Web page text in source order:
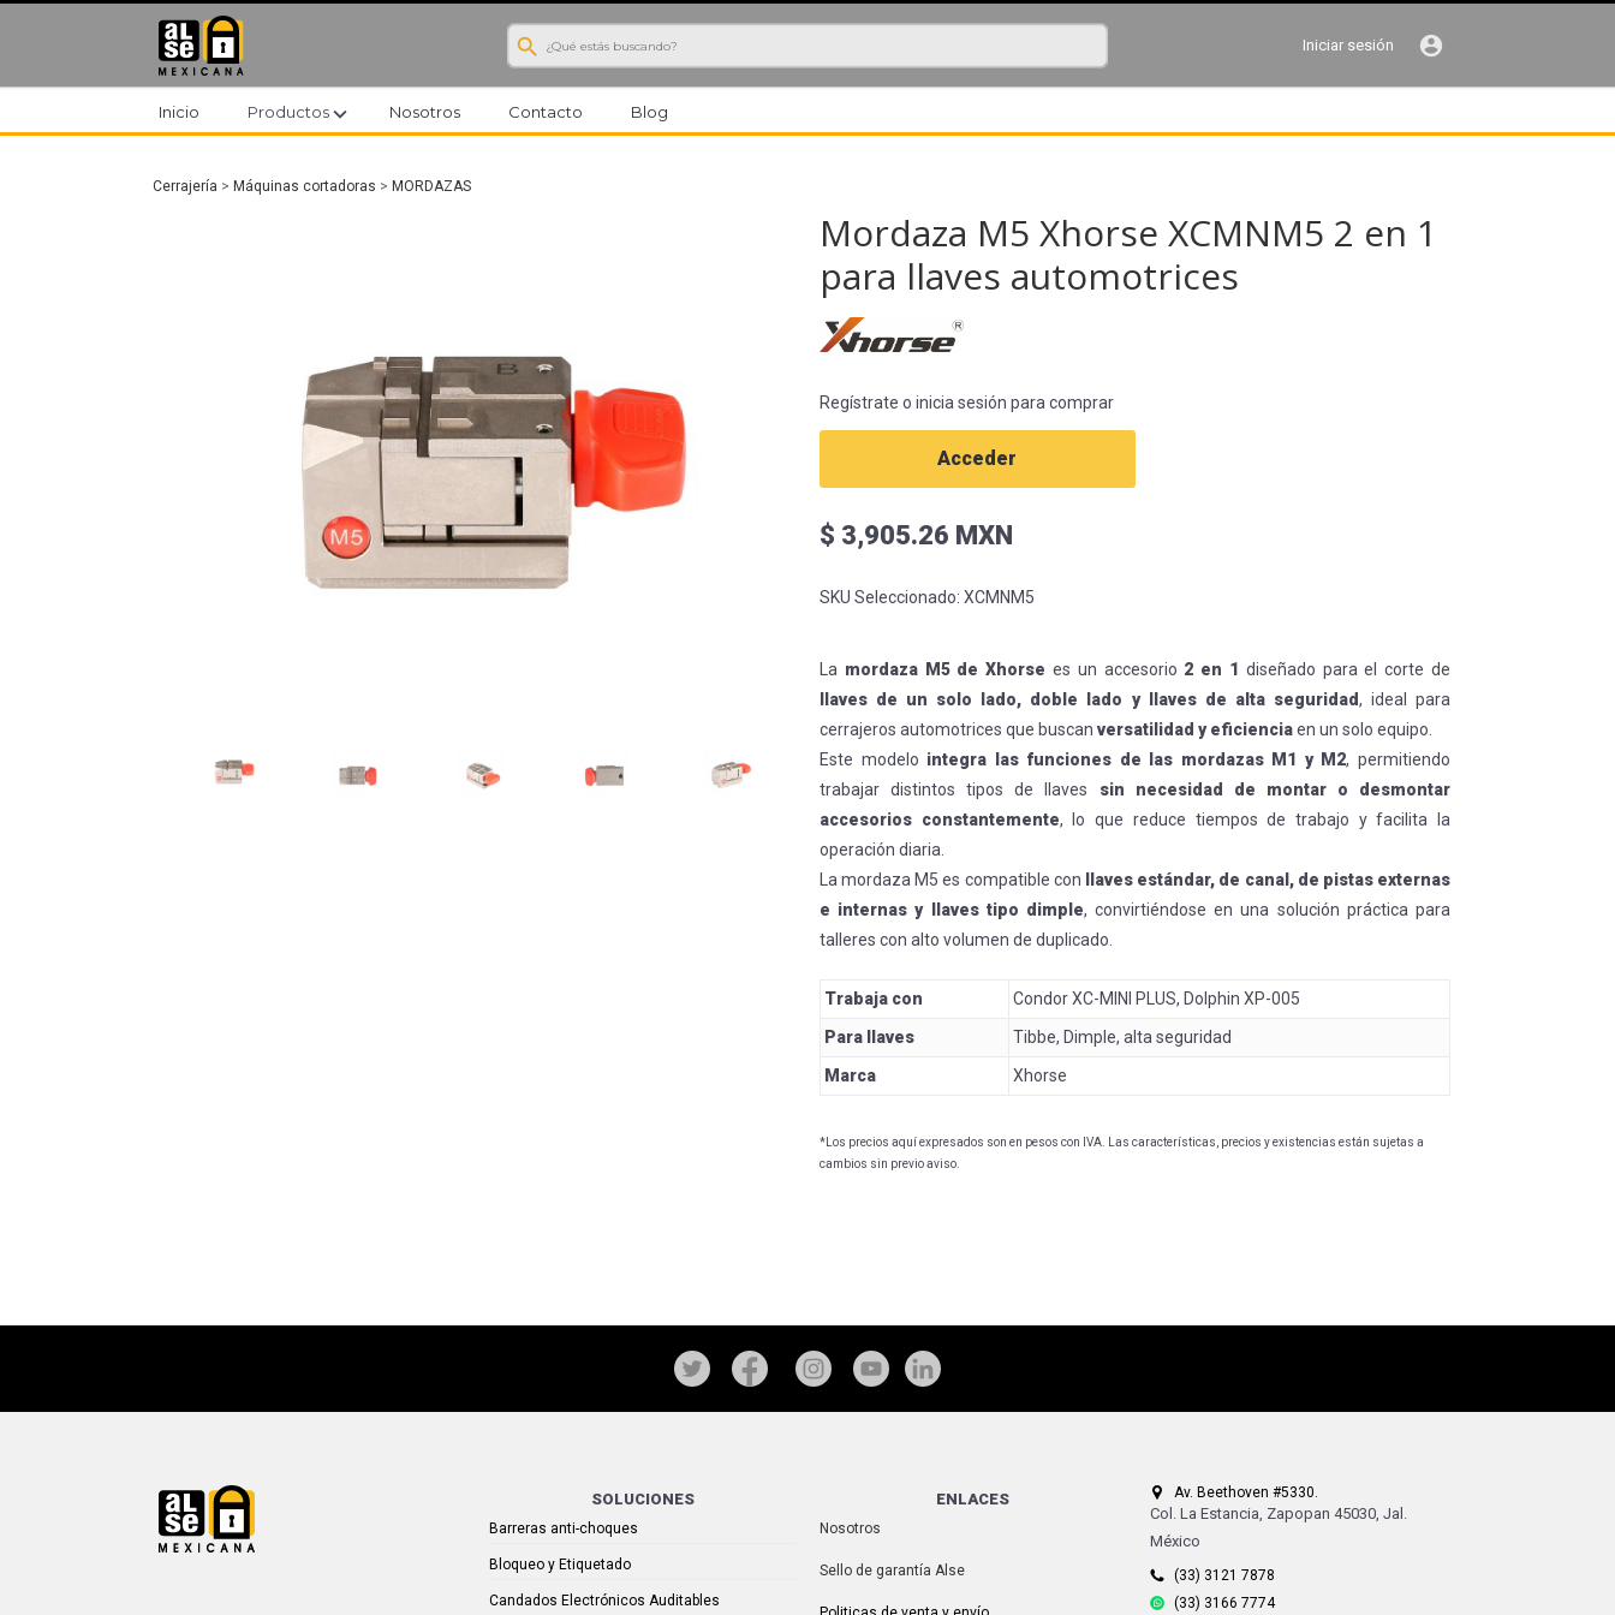
search Iniciar sesión account_circle
Inicio Productosexpand_more Nosotros Contacto Blog
Cerrajería > Máquinas cortadoras > MORDAZAS
Mordaza M5 Xhorse XCMNM5 2 en 1
para llaves automotrices
Regístrate o inicia sesión para comprar
Acceder
$ 3,905.26 MXN
SKU Seleccionado: XCMNM5
La mordaza M5 de Xhorse es un accesorio 2 en 1 diseñado para el corte de
llaves de un solo lado, doble lado y llaves de alta seguridad, ideal para
cerrajeros automotrices que buscan versatilidad y eficienciaen un solo equipo.
Este modelo integra las funciones de las mordazas M1 y M2, permitiendo
trabajar distintos tipos de llaves sin necesidad de montar o desmontar
accesorios constantemente, lo que reduce tiempos de trabajo y facilita la
operación diaria.
La mordaza M5 es compatible con
llaves estándar, de canal, de pistas externas
e internas y llaves tipo dimple, convirtiéndose en una solución práctica para
talleres con alto volumen de duplicado.
Trabaja con
Condor XC-MINI PLUS, Dolphin XP-005
Para llaves
Tibbe, Dimple, alta seguridad
Marca
Xhorse
*Los precios aquí expresados son en pesos con IVA. Las características, precios y existencias están sujetas a
cambios sin previo aviso.
SOLUCIONES
Barreras anti-choques
Bloqueo y Etiquetado
Candados Electrónicos Auditables
ENLACES
Nosotros
Sello de garantía Alse
Av. Beethoven #5330.
Col. La Estancia, Zapopan 45030, Jal.
México
(33) 3121 7878
(33) 3166 7774